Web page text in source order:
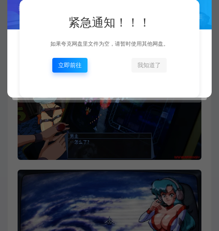
紧急通知！！！
如果夸克网盘里文件为空，请暂时使用其他网盘。
立即前往 我知道了